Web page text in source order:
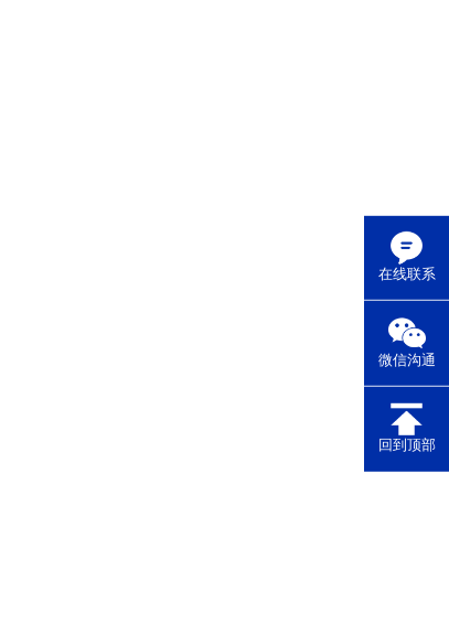
在线联系
微信沟通
回到顶部